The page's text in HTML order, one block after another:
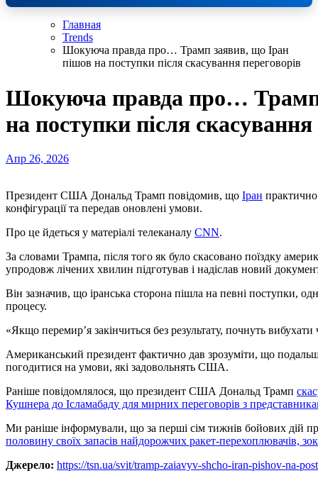
Главная
Trends
Шокуюча правда про… Трамп заявив, що Іран
пішов на поступки після скасування переговорів
Шокуюча правда про… Трамп
на поступки після скасування
Апр 26, 2026
Президент США Дональд Трамп повідомив, що Іран практично
конфігурації та передав оновлені умови.
Про це йдеться у матеріалі телеканалу CNN.
За словами Трампа, після того як було скасовано поїздку
упродовж лічених хвилин підготував і надіслав новий
Він зазначив, що іранська сторона пішла на певні поступки,
процесу.
«Якщо перемир’я закінчиться без результату, почнуть
Американський президент фактично дав зрозуміти, що
погодитися на умови, які задовольнять США.
Раніше повідомлялося, що президент США Дональд Трамп
Кушнера до Ісламабаду для мирних переговорів з
Ми раніше інформували, що за перші сім тижнів бойових дій
половину своїх запасів найдорожчих ракет-перехоплювачів,
Джерело: https://tsn.ua/svit/tramp-zaiavyv-shcho-iran-pishov-na-